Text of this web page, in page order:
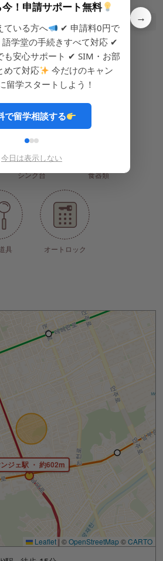
浄水器 電子レンジ
シンク台 食器類
具 オートロック
ジェ駅 ・ 約602m
Leaflet | ©OpenStreetMap©CARTO
！申請サポート無料
ている方へ
✔ 申請料0円で
学堂の手続きすべて対応 ✔
も安心サポート ✔ SIM・お部
めて対応
今だけのキャン
留学スタートしよう！
で留学相談する
今日は表示しない
→